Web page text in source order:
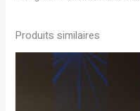
Produits similaires